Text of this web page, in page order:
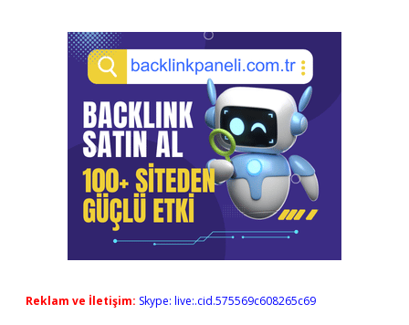
Reklam ve İletişim: Skype: live:.cid.575569c608265c69